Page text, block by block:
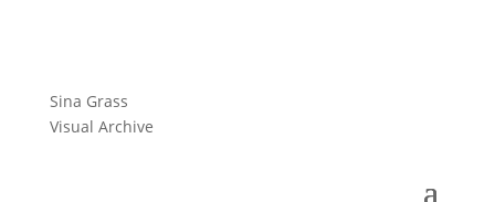
Sina Grass
Visual Archive